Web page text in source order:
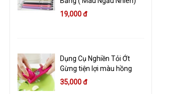
19,000 đ
Dụng Cụ Nghiền Tỏi Ớt
Gừng tiện lợi màu hồng
35,000 đ